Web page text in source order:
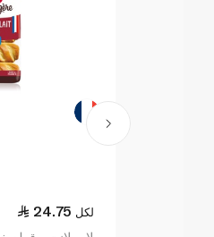
24.75 لكل